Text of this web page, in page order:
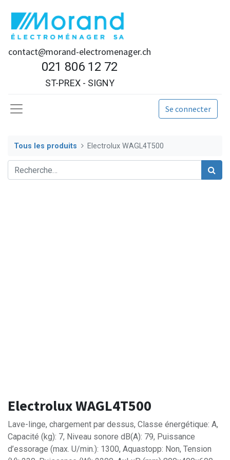
contact@morand-electromenager.ch
021 806 12 72
ST-PREX - SIGNY
Se connecter
Tous les produits Electrolux WAGL4T500
Electrolux WAGL4T500
Lave-linge, chargement par dessus, Classe énergétique: A,
Capacité (kg): 7, Niveau sonore dB(A): 79, Puissance
d’essorage (max. U/min.): 1300, Aquastopp: Non, Tension